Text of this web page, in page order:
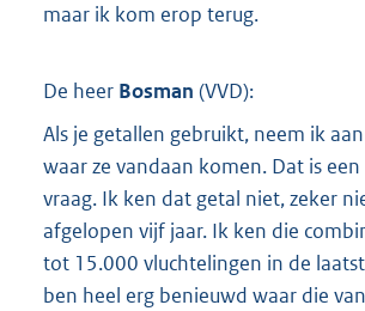
maar ik kom erop terug.
De heer Bosman (VVD):
Als je getallen gebruikt, neem ik
waar ze vandaan komen. Dat is
vraag. Ik ken dat getal niet, zeker
afgelopen vijf jaar. Ik ken die
tot 15.000 vluchtelingen in de
ben heel erg benieuwd waar die